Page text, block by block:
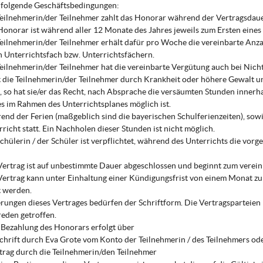
Geschäftsbedingungen:
der Teilnehmer zahlt das Honorar während der
ist während aller 12 Monate des Jahres jeweils zum Ersten
der Teilnehmer erhält dafür pro Woche die vereinbarte
Unterrichtsfach bzw. Unterrichtsfächern.
der Teilnehmer hat die vereinbarte Vergütung auch bei
die Teilnehmerin/der Teilnehmer durch Krankheit oder höhere Gewalt
so hat sie/er das Recht, nach Absprache die versäumten Stunden
im Rahmen des Unterrichtsplanes möglich ist.
der Ferien (maßgeblich sind die bayerischen Schulferienzeiten),
statt. Ein Nachholen dieser Stunden ist nicht möglich.
/ der Schüler ist verpflichtet, während des Unterrichts die
ist auf unbestimmte Dauer abgeschlossen und beginnt zum
kann unter Einhaltung einer Kündigungsfrist von einem Monat
dieses Vertrages bedürfen der Schriftform. Die
getroffen.
des Honorars erfolgt über
durch Eva Grote vom Konto der Teilnehmerin / des Teilnehmers
durch die Teilnehmerin/den Teilnehmer